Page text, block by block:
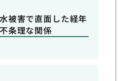
被害で直面した経年
条理な関係